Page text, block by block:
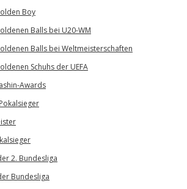
Boy
Balls bei U20-WM
Balls bei Weltmeisterschaften
Schuhs der UEFA
Awards
2. Bundesliga
Bundesliga